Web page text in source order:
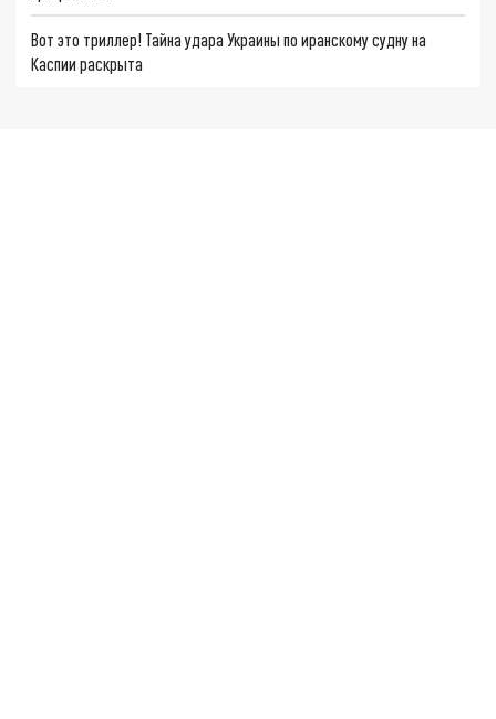
Вот это триллер! Тайна удара Украины по иранскому судну на
Каспии раскрыта